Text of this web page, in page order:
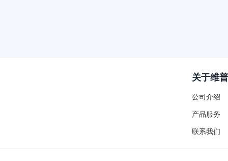
关于维普
公司介绍
产品服务
联系我们